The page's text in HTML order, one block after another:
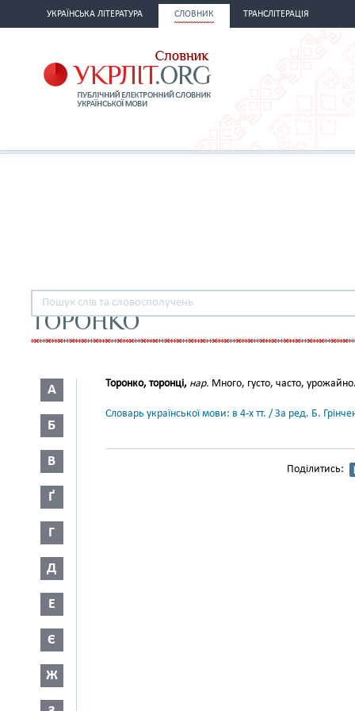
УКРАЇНСЬКА ЛІТЕРАТУРА СЛОВНИК ТРАНСЛІТЕРАЦІЯ
ТОРОНКО
А
Б
В
Ґ
Г
Д
Е
Є
Ж
Торонко, торонці, нар. Много, густо, часто,
Словарь української мови: в 4-х тт. / За ред. Б.
Поділитись: